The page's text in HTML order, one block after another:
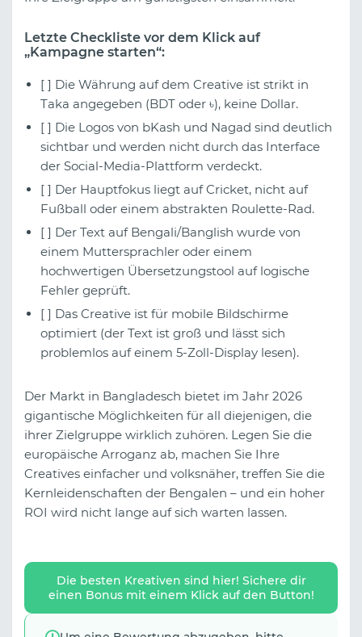
Letzte Checkliste vor dem Klick auf
„Kampagne starten“:
[ ] Die Währung auf dem Creative ist strikt in
Taka angegeben (BDT oder ৳), keine Dollar.
[ ] Die Logos von bKash und Nagad sind deutlich
sichtbar und werden nicht durch das Interface
der Social-Media-Plattform verdeckt.
[ ] Der Hauptfokus liegt auf Cricket, nicht auf
Fußball oder einem abstrakten Roulette-Rad.
[ ] Der Text auf Bengali/Banglish wurde von
einem Muttersprachler oder einem
hochwertigen Übersetzungstool auf logische
Fehler geprüft.
[ ] Das Creative ist für mobile Bildschirme
optimiert (der Text ist groß und lässt sich
problemlos auf einem 5-Zoll-Display lesen).
Der Markt in Bangladesch bietet im Jahr 2026
gigantische Möglichkeiten für all diejenigen, die
ihrer Zielgruppe wirklich zuhören. Legen Sie die
europäische Arroganz ab, machen Sie Ihre
Creatives einfacher und volksnäher, treffen Sie die
Kernleidenschaften der Bengalen – und ein hoher
ROI wird nicht lange auf sich warten lassen.
Die besten Kreativen sind hier! Sichere dir
einen Bonus mit einem Klick auf den Button!